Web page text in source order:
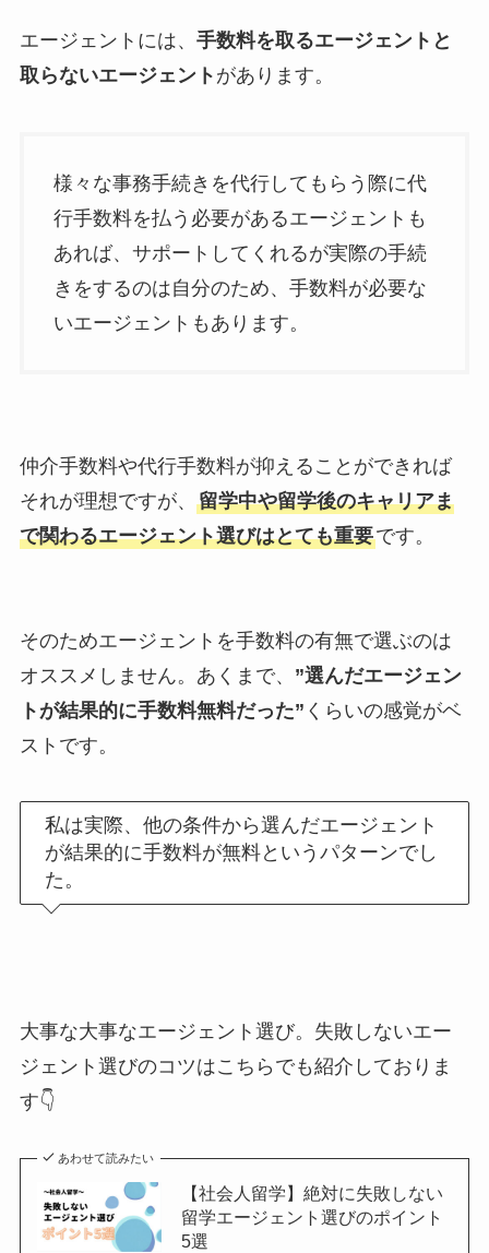
エージェントには、 手数料を取るエージェントと
取らないエージェント があります。
様々な事務手続きを代行してもらう際に代
行手数料を払う必要があるエージェントも
あれば、サポートしてくれるが実際の手続
きをするのは自分のため、手数料が必要な
いエージェントもあります。
仲介手数料や代行手数料が抑えることができれば
それが理想ですが、 留学中や留学後のキャリアま
で関わるエージェント選びはとても重要です。
そのためエージェントを手数料の有無で選ぶのは
オススメしません。あくまで、 ”選んだエージェン
トが結果的に手数料無料だった” くらいの感覚がベ
ストです。
私は実際、他の条件から選んだエージェント
が結果的に手数料が無料というパターンでし
た。
大事な大事なエージェント選び。失敗しないエー
ジェント選びのコツはこちらでも紹介しておりま
す👇
あわせて読みたい
【社会人留学】絶対に失敗しない
留学エージェント選びのポイント
5選